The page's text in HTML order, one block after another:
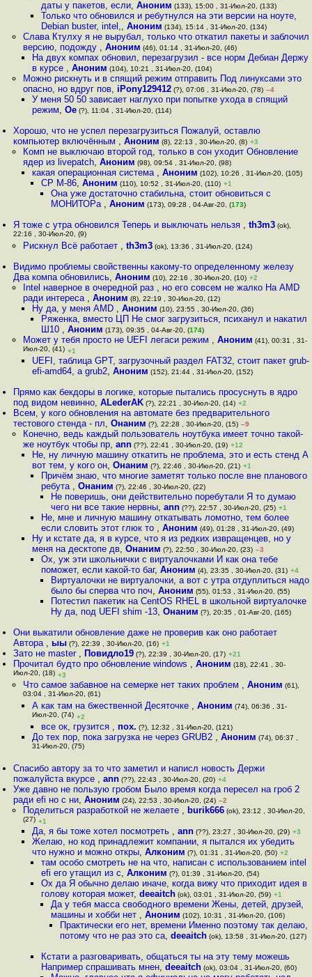
даты у пакетов, если,Аноним (133), 15:00 , 31-Июл-20, (133)
Только что обновился и ребутнулся на эти версии на ноуте,
Debian buster, intel,,Аноним (134), 15:14 , 31-Июл-20, (134)
Слава Ктулху я не вырубал, только что откатил пакеты и заблочил
версию, подожду , Аноним (46), 01:14 , 31-Июл-20, (46)
На двух компах обновил, перезагрузил - все норм Дебиан Держу
в курсе , Аноним (104), 10:21 , 31-Июл-20, (104)
Можно рискнуть и в спящий режим отправить Под линуксами это
опасно, но вдруг пов, iPony129412(?), 07:06 , 31-Июл-20, (78) –4
У меня 50 50 зависает наглухо при попытке ухода в спящий
режим, Oe(?), 11:04 , 31-Июл-20, (114)
Хорошо, что не успел перезагрузиться Пожалуй, оставлю
компьютер включённым ,Аноним (8), 22:13 , 30-Июл-20, (8) +3
Комп не выключаю второй год, только в сон уходит Обновление
ядер из livepatch, Аноним (98), 09:54 , 31-Июл-20, (98)
какая операционная система , Аноним (102), 10:26 , 31-Июл-20, (105)
CP M-86,Аноним (110), 10:52 , 31-Июл-20, (110) +1
Она уже достаточно стабильна, стоит обновиться с
МОНИТОРа , Аноним (173), 09:28 , 04-Авг-20, (173)
Я тоже с утра обновился Теперь и выключать нельзя ,th3m3 (ok),
22:16 , 30-Июл-20, (9)
Рискнул Всё работает , th3m3(ok), 13:36 , 31-Июл-20, (124)
Видимо проблемы свойственны какому-то определенному железу
Два компа обновились,Аноним (10), 22:16 , 30-Июл-20, (10) +2
Intel наверное в очередной раз , но его совсем не жалко На AMD
ради интереса , Аноним (8), 22:19 , 30-Июл-20, (12)
Ну да, у меня AMD , Аноним (10), 23:55 , 30-Июл-20, (36)
Ряженка, вместо ЦП Не смог загрузиться, психанул и накатил
Ш10 ,Аноним (173), 09:35 , 04-Авг-20, (174)
Может у тебя просто не UEFI легаси режим , Аноним (41), 00:31 , 31-
Июл-20, (41) +1
UEFI, таблица GPT, загрузочный раздел FAT32, стоит пакет grub-
efi-amd64, а grub2, Аноним (152), 21:44 , 31-Июл-20, (152)
Прямо как бекдоры в логике, которые пытались просуснуть в ядро
под видом невинно,ALederAK (?), 22:21 , 30-Июл-20, (14) +2
Всем, у кого обновления на автомате без предварительного
тестового стенда - пл,Онаним (?), 22:28 , 30-Июл-20, (15) –9
Конечно, ведь каждый пользователь ноутбука имеет точно такой-
же ноутбук чтобы пр, ann(??), 22:41 , 30-Июл-20, (19) +12
Не, ну личную машину откатить не проблема, это и есть стенд А
вот тем, у кого он, Онаним (?), 22:46 , 30-Июл-20, (21) +1
Причём знаю, что многие заметят только после вне планового
ребута ,Онаним (?), 22:46 , 30-Июл-20, (22)
Не поверишь, они действительно поребутали Я то думаю
чего ни все такие нервны, ann(??), 22:57 , 30-Июл-20, (25) +1
Не, мне и личную машину откатывать ломотно, тем более
если словить этот глюк то ,Аноним (49), 01:28 , 31-Июл-20, (49)
Ну и кстате да, я в курсе, что я из редких извращенцев, но у
меня на десктопе дв, Онаним (?), 22:50 , 30-Июл-20, (23) –3
Ох, уж эти школьнички с виртуалочками И как она тебе
поможет, если какой-то баг,Аноним (4), 23:35 , 30-Июл-20, (31) +4
Виртуалочки не виртуалочки, а вот с утра отдуплиться надо
было бы сперва что поч, Аноним (55), 01:53 , 31-Июл-20, (55)
Потестил пакетик на CentOS RHEL в школьной виртуалочке
Ну да, под UEFI shim -13, Онаним (?), 20:35 , 01-Авг-20, (165)
Они выкатили обновление даже не проверив как оно работает
Автора , ыы (?), 22:39 , 30-Июл-20, (16) +1
Зато не master , Повидло19 (?), 22:39 , 30-Июл-20, (17) +21
Прочитал будто про обновление windows ,Аноним (18), 22:41 , 30-
Июл-20, (18) +3
Что самое забавное на семерке нет таких проблем , Аноним (61),
03:04 , 31-Июл-20, (61)
А как там на бжественной Десяточке , Аноним (74), 06:36 , 31-
Июл-20, (74) +2
все ок, грузится , пох. (?), 12:32 , 31-Июл-20, (121)
До тех пор, пока загрузка не через GRUB2 , Аноним (74), 06:37 ,
31-Июл-20, (75)
Спасибо автору за то что заметил и написл новость Держи
пожалуйста вкурсе ,ann (??), 22:43 , 30-Июл-20, (20) +4
Уже давно не пользую гробом Было время когда пересел на гроб 2
ради efi но с ни,Аноним (24), 22:53 , 30-Июл-20, (24) –2
Поделиться разработкой не желаете , burik666(ok), 23:12 , 30-Июл-20,
(27) +1
Да, я бы тоже хотел посмотреть , ann(??), 23:27 , 30-Июл-20, (29) +3
Желаю, но код принадлежит компании, я пытался их убедить
что нужно и можно откры, Алконим (?), 01:31 , 31-Июл-20, (50) +2
там особо смотреть не на что, написан с использованием intel
efi его утащил из с,Алконим (?), 01:39 , 31-Июл-20, (54)
Ох да Я обычно делаю иначе, когда вижу что приходит идея в
голову которая может,deeaitch (ok), 03:01 , 31-Июл-20, (59) +1
Да у тебя масса свободного времени Жены, детей, друзей,
машины и хобби нет , Аноним (102), 10:31 , 31-Июл-20, (106)
Практически его нет, времени Именно поэтому так делаю,
потому что не раз это са, deeaitch(ok), 13:58 , 31-Июл-20, (127)
Кстати а разговаривать, общаться ты на эту тему можешь
Например спрашивать мнен,deeaitch (ok), 03:04 , 31-Июл-20, (60)